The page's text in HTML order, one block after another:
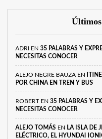
ADRI EN 35 PALABRAS Y
NECESITAS CONOCER
ALEJO NEGRE BAUZA EN
POR CHINA EN TREN Y BUS
ROBERT EN 35 PALABRAS Y
NECESITAS CONOCER
ALEJO TOMÁS EN LA ISLA DE
ELÉCTRICO, EL HYUNDAI